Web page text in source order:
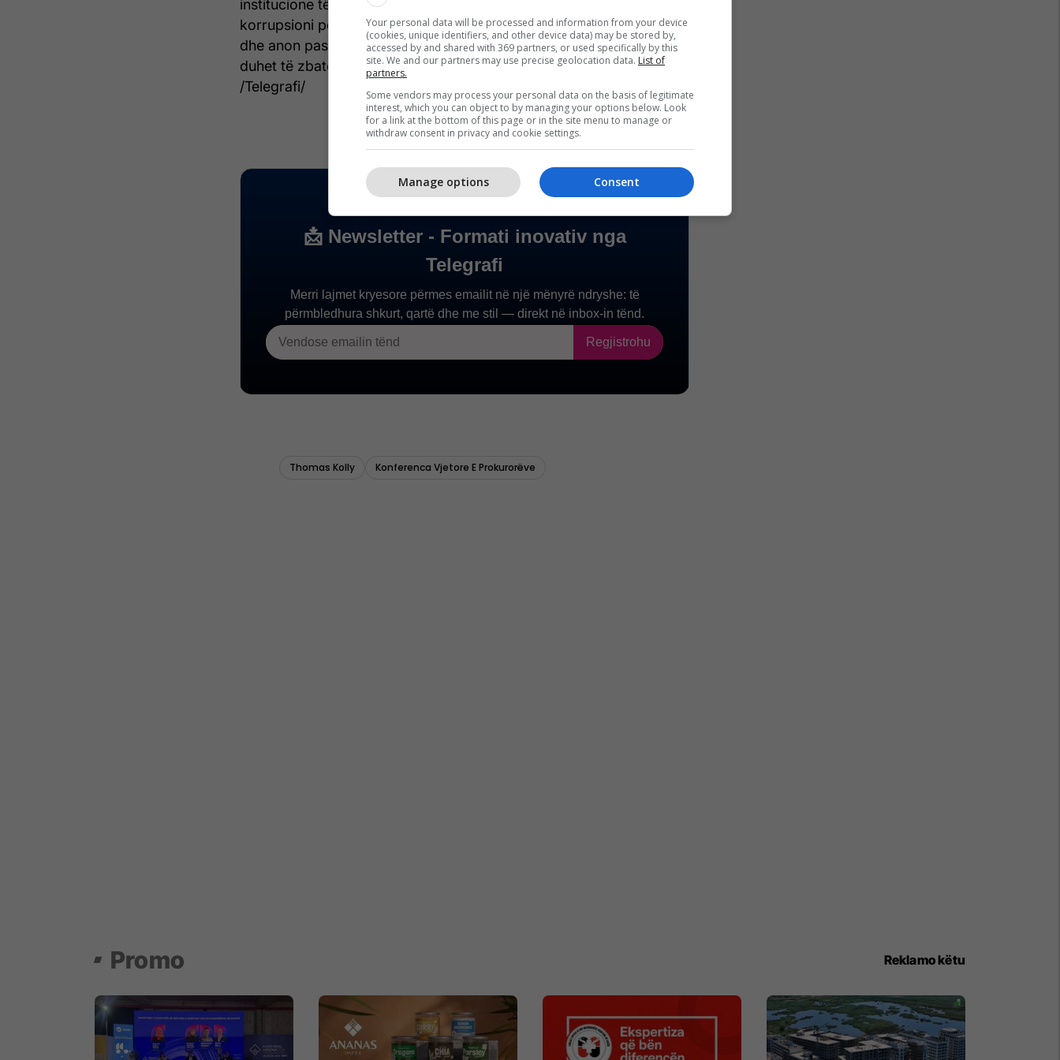
institucione të forta, profesionale dhe të pavarura. Së dyti,
korrupsioni pengon zhvillimin, ndikon negativisht në tregun e punës
dhe anon pasurinë në favor të disave. Së treti, të gjithë në Kosovë
duhet të zbatojnë ligjin, askush nuk është mbi ligjin”, theksoi Kolly.
/Telegrafi/
Your personal data will be processed and information from your device
(cookies, unique identifiers, and other device data) may be stored by,
accessed by and shared with 369 partners, or used specifically by this
site. We and our partners may use precise geolocation data. List of
partners.
Some vendors may process your personal data on the basis of legitimate
interest, which you can object to by managing your options below. Look
for a link at the bottom of this page or in the site menu to manage or
withdraw consent in privacy and cookie settings.
Consent
Manage options